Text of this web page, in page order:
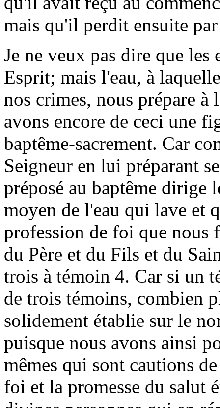
mais qu'il perdit ensuite par
Je ne veux pas dire que
Esprit; mais l'eau, à
nos crimes, nous prépare
avons encore de ceci une
baptême-sacrement. Car
Seigneur en lui préparant
préposé au baptême dirige
moyen de l'eau qui lave et
profession de foi que nous
du Père et du Fils et du
trois à témoin 4. Car si un
de trois témoins, combien
solidement établie sur le
puisque nous avons ainsi
mêmes qui sont cautions
foi et la promesse du salut